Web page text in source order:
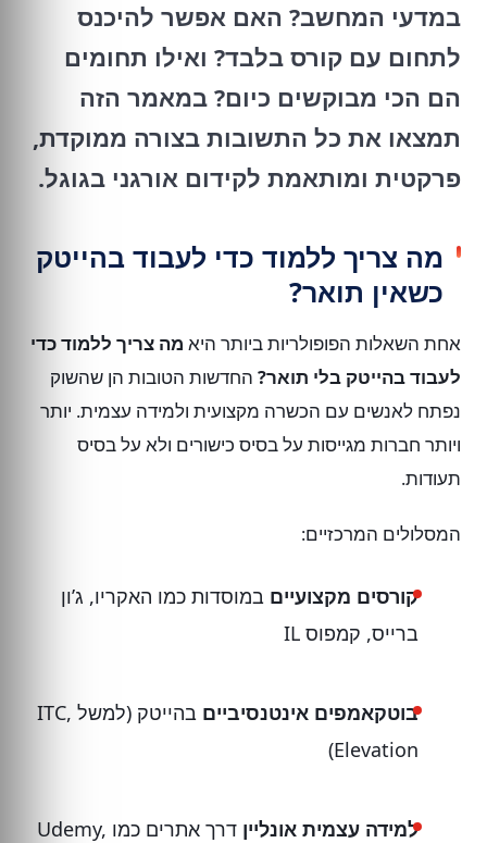
במדעי המחשב? האם אפשר להיכנס
לתחום עם קורס בלבד? ואילו תחומים
הם הכי מבוקשים כיום? במאמר הזה
תמצאו את כל התשובות בצורה ממוקדת,
פרקטית ומותאמת לקידום אורגני בגוגל.
מה צריך ללמוד כדי לעבוד בהייטק
כשאין תואר?
אחת השאלות הפופולריות ביותר היא מה צריך ללמוד כדי
לעבוד בהייטק בלי תואר? החדשות הטובות הן שהשוק
נפתח לאנשים עם הכשרה מקצועית ולמידה עצמית. יותר
ויותר חברות מגייסות על בסיס כישורים ולא על בסיס
תעודות.
המסלולים המרכזיים:
קורסים מקצועיים במוסדות כמו האקריו, ג’ון
ברייס, קמפוס IL
בוטקאמפים אינטנסיביים
בהייטק (למשל ITC,
Elevation)
למידה עצמית אונליין
דרך אתרים כמו Udemy,